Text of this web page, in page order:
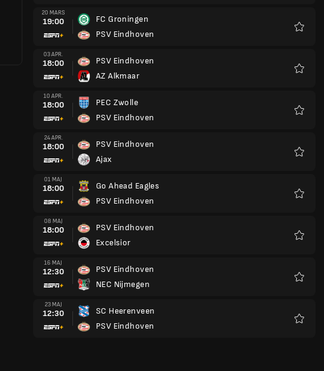
20 MARS
19:00
FC Groningen
PSV Eindhoven
03 APR.
18:00
PSV Eindhoven
AZ Alkmaar
10 APR.
18:00
PEC Zwolle
PSV Eindhoven
24 APR.
18:00
PSV Eindhoven
Ajax
01 MAJ
18:00
Go Ahead Eagles
PSV Eindhoven
08 MAJ
18:00
PSV Eindhoven
Excelsior
16 MAJ
12:30
PSV Eindhoven
NEC Nijmegen
23 MAJ
12:30
SC Heerenveen
PSV Eindhoven